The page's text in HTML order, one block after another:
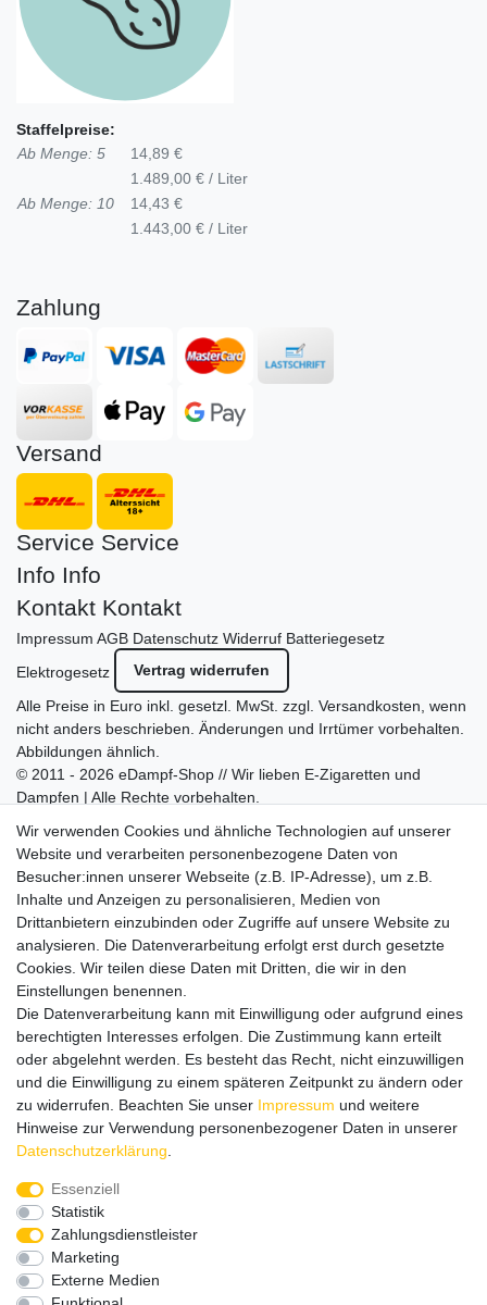
Staffelpreise:
Ab Menge: 5
14,89 €
1.489,00 € / Liter
Ab Menge: 10
14,43 €
1.443,00 € / Liter
Zahlung
Versand
Service Service
Info Info
Kontakt Kontakt
Impressum AGB Datenschutz Widerruf Batteriegesetz
Elektrogesetz
Vertrag widerrufen
Alle Preise in Euro inkl. gesetzl. MwSt. zzgl. Versandkosten , wenn
nicht anders beschrieben. Änderungen und Irrtümer vorbehalten.
Abbildungen ähnlich.
© 2011 - 2026 eDampf-Shop // Wir lieben E-Zigaretten und
Dampfen | Alle Rechte vorbehalten.
Bitte entschuldigen Sie, wenn wir telefonisch wegen hoher
betrieblicher Auslastung nicht erreichbar sein sollten.
Schreiben Sie uns gerne eine E-Mail mit Ihrer Telefonnummer
und der Bitte um Rückruf.
Wir rufen Sie schnellstmöglich zurück.
Wir versenden in die folgenden Länder
Versandkostenfrei (DE) ab 69 €
Wir verwenden Cookies und ähnliche Technologien auf unserer
Website und verarbeiten personenbezogene Daten von
Besucher:innen unserer Webseite (z.B. IP-Adresse), um z.B.
Inhalte und Anzeigen zu personalisieren, Medien von
Drittanbietern einzubinden oder Zugriffe auf unsere Website zu
analysieren. Die Datenverarbeitung erfolgt erst durch gesetzte
Cookies. Wir teilen diese Daten mit Dritten, die wir in den
Einstellungen benennen.
Die Datenverarbeitung kann mit Einwilligung oder aufgrund eines
berechtigten Interesses erfolgen. Die Zustimmung kann erteilt
oder abgelehnt werden. Es besteht das Recht, nicht einzuwilligen
und die Einwilligung zu einem späteren Zeitpunkt zu ändern oder
zu widerrufen. Beachten Sie unser Impressum und weitere
Hinweise zur Verwendung personenbezogener Daten in unserer
Daten­schutz­erklärung
Essenziell
Statistik
Zahlungsdienstleister
Marketing
Externe Medien